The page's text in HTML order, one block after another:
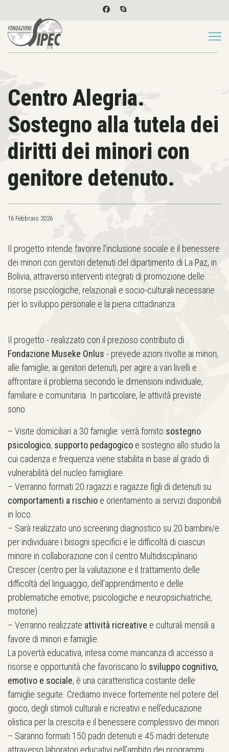
Centro Alegria.
Sostegno alla tutela dei
diritti dei minori con
genitore detenuto.
16 Febbraio 2026
Il progetto intende favorire l'inclusione sociale e il benessere
dei minori con genitori detenuti del dipartimento di La Paz, in
Bolivia, attraverso interventi integrati di promozione delle
risorse psicologiche, relazionali e socio-culturali necessarie
per lo sviluppo personale e la piena cittadinanza.
Il progetto - realizzato con il prezioso contributo di
Fondazione Museke Onlus - prevede azioni rivolte ai minori,
alle famiglie, ai genitori detenuti, per agire a vari livelli e
affrontare il problema secondo le dimensioni individuale,
familiare e comunitaria. In particolare, le attività previste
sono:
– Visite domiciliari a 30 famiglie: verrà fornito sostegno
psicologico, supporto pedagogico e sostegno allo studio la
cui cadenza e frequenza viene stabilita in base al grado di
vulnerabilità del nucleo famigliare.
– Verranno formati 20 ragazzi e ragazze figli di detenuti su
comportamenti a rischio e orientamento ai servizi disponibili
in loco.
– Sarà realizzato uno screening diagnostico su 20 bambini/e
per individuare i bisogni specifici e le difficoltà di ciascun
minore in collaborazione con il centro Multidisciplinario
Crescer (centro per la valutazione e il trattamento delle
difficoltà del linguaggio, dell’apprendimento e delle
problematiche emotive, psicologiche e neuropsichiatriche,
motorie).
– Verranno realizzate attività ricreative e culturali mensili a
favore di minori e famiglie.
La povertà educativa, intesa come mancanza di accesso a
risorse e opportunità che favoriscano lo sviluppo cognitivo,
emotivo e sociale, è una caratteristica costante delle
famiglie seguite. Crediamo invece fortemente nel potere del
gioco, degli stimoli culturali e ricreativi e nell'educazione
olistica per la crescita e il benessere complessivo dei minori.
– Saranno formati 150 padri detenuti e 45 madri detenute
attraverso laboratori educativi nell’ambito dei programmi